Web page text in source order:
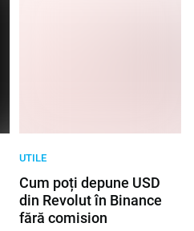
UTILE
Cum poți depune USD
din Revolut în Binance
fără comision